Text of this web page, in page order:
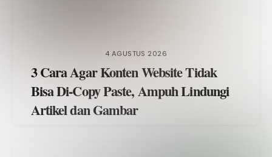
4 AGUSTUS 2026
3 Cara Agar Konten Website Tidak
Bisa Di-Copy Paste, Ampuh Lindungi
Artikel dan Gambar